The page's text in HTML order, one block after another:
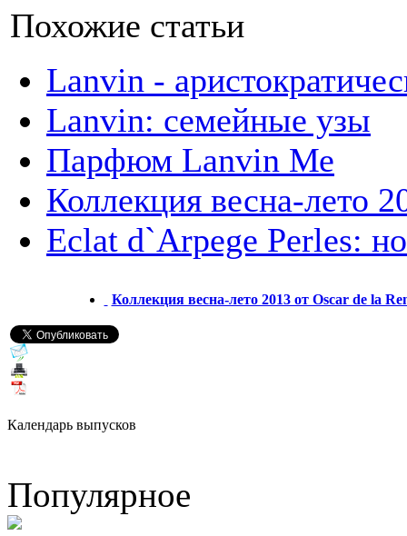
Похожие статьи
Lanvin -
Lanvin: семейные узы
Парфюм Lanvin Ме
Коллекция весна-лето
Eclat d`Arpege Perles:
Коллекция весна-лето 2013 от Oscar de la
Календарь выпусков
Популярное